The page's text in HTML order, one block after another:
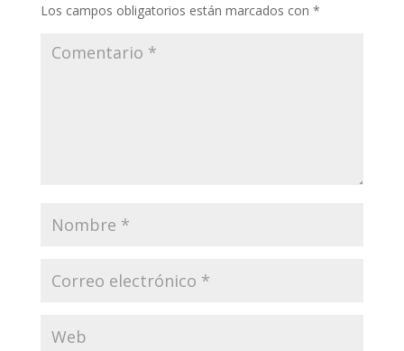
Los campos obligatorios están marcados con *